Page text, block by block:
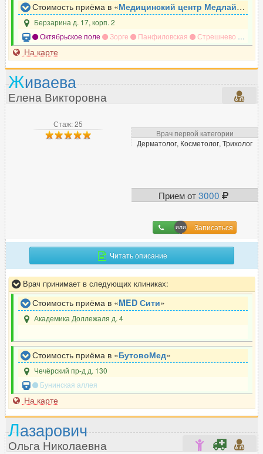
Стоимость приёма в «Медицинский центр Медлайн-Сервис
Берзарина д. 17, корп. 2
Октябрьское поле
Зорге Панфиловская Стрешнево
На карте
Стаж: 25
Врач первой категории
Дерматолог, Косметолог, Трихолог
Прием от3000
Записаться
Живаева
Елена Викторовна
Читать описание
Врач принимает в следующих клиниках:
Стоимость приёма в «MED Сити»
Академика Доллежаля д. 4
Стоимость приёма в «БутовоМед»
Чечёрский пр-д д. 130
Бунинская аллея
На карте
Лазарович
Ольга Николаевна